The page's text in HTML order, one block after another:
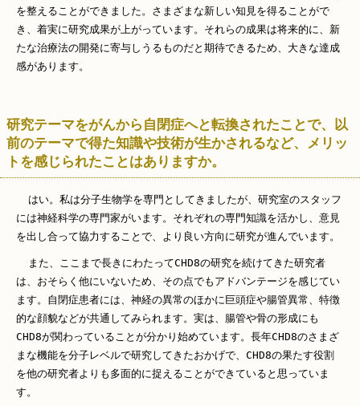
を整えることができました。さまざまな新しい知見を得ることがで
き、着実に研究成果が上がっています。それらの成果は将来的に、新
たな治療法の開発に寄与しうるものだと期待できるため、大きな達成
感があります。
研究テーマをがんから自閉症へと転換されたことで、以
前のテーマで得た知識や技術が生かされるなど、メリッ
トを感じられたことはありますか。
はい。私は分子生物学を専門としてきましたが、研究室のスタッフ
には神経科学の専門家がいます。それぞれの専門知識を活かし、意見
を出し合って協力することで、より良い方向に研究が進んでいます。
また、ここまで長きにわたってCHD8の研究を続けてきた研究者
は、おそらく他にいないため、その点でもアドバンテージを感じてい
ます。自閉症患者には、神経の異常のほかに巨頭症や腸管異常、特徴
的な顔貌などが共通してみられます。実は、腸管や骨の形成にも
CHD8が関わっていることが分かり始めています。長年CHD8のさまざ
まな機能を分子レベルで研究してきたおかげで、CHD8の果たす役割
を他の研究者よりも多面的に捉えることができていると思っていま
す。